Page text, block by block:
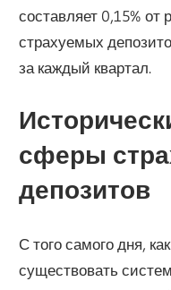
составляет 0,15%
страхуемых
за каждый квартал.
сферы
депозитов
С того самого дня,
существовать